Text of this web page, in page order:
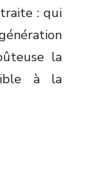
: qui
la
à la